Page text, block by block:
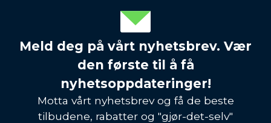
Meld deg på vårt nyhetsbrev. Vær
den første til å få
nyhetsoppdateringer!
Motta vårt nyhetsbrev og få de beste
tilbudene, rabatter og "gjør-det-selv"